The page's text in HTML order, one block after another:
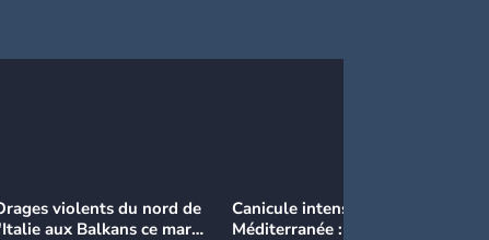
violents du nord de
aux Balkans ce mardi
Canicule intense en
Méditerranée : près de 50°C